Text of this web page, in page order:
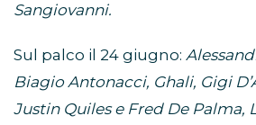
Sangiovanni.
Sul palco il 24 giugno:
Biagio Antonacci, Ghali, Gigi
Justin Quiles e Fred De Palma,